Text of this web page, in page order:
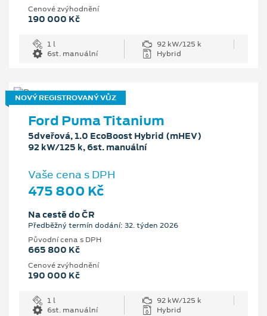
Cenové zvýhodnění
190 000 Kč
1 l
92 kW/125 k
6st. manuální
Hybrid
NOVÝ REGISTROVANÝ VŮZ
Ford Puma Titanium
5dveřová, 1.0 EcoBoost Hybrid (mHEV)
92 kW/125 k, 6st. manuální
Vaše cena s DPH
475 800 Kč
Na cestě do ČR
Předběžný termín dodání: 32. týden 2026
Původní cena s DPH
665 800 Kč
Cenové zvýhodnění
190 000 Kč
1 l
92 kW/125 k
6st. manuální
Hybrid